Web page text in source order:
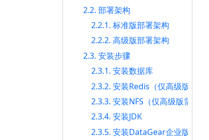
2.2. 部署架构
2.2.1. 标准版部署架构
2.2.2. 高级版部署架构
2.3. 安装步骤
2.3.1. 安装数据库
2.3.2. 安装Redis（仅高级版需要）
2.3.3. 安装NFS（仅高级版需要）
2.3.4. 安装JDK
2.3.5. 安装DataGear企业版